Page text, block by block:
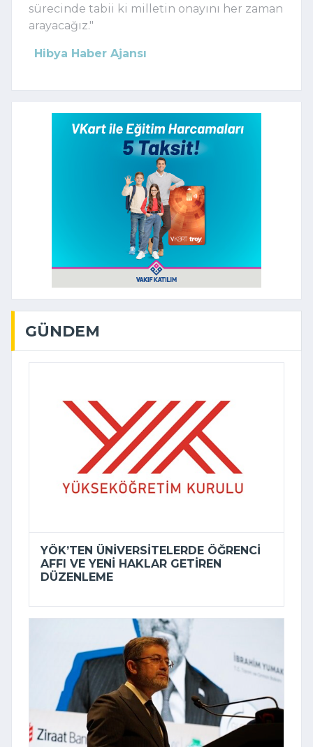
sürecinde tabii ki milletin onayını her zaman
arayacağız."
Hibya Haber Ajansı
GÜNDEM
YÖK’TEN ÜNIVERSITELERDE ÖĞRENCI
AFFI VE YENI HAKLAR GETIREN
DÜZENLEME